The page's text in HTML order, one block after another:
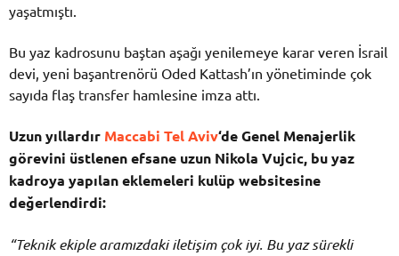
yaşatmıştı.
Bu yaz kadrosunu baştan aşağı yenilemeye karar veren İsrail
devi, yeni başantrenörü Oded Kattash’ın yönetiminde çok
sayıda flaş transfer hamlesine imza attı.
Uzun yıllardır Maccabi Tel Aviv‘de Genel Menajerlik
görevini üstlenen efsane uzun Nikola Vujcic, bu yaz
kadroya yapılan eklemeleri kulüp websitesine
değerlendirdi:
“Teknik ekiple aramızdaki iletişim çok iyi. Bu yaz sürekli